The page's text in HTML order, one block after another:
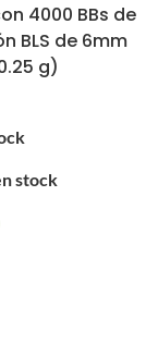
4000 BBs de
BLS de 6mm
g)
stock